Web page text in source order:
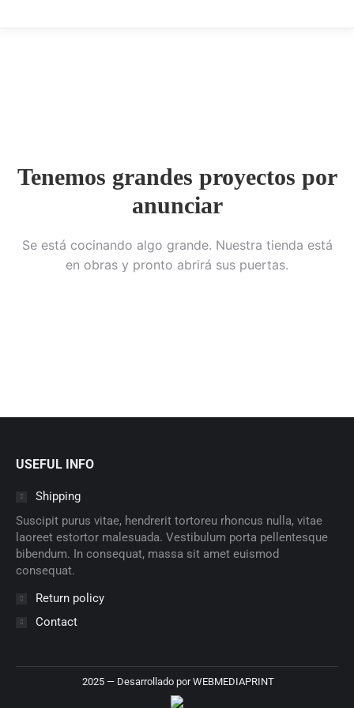
Tenemos grandes proyectos por
anunciar
Se está cocinando algo grande. Nuestra tienda está
en obras y pronto abrirá sus puertas.
USEFUL INFO
Shipping
Suscipit purus vitae, hendrerit tortoreu rhoncus nulla, vitae
laoreet estortor malesuada. Vestibulum porta pellentesque
bibendum. In consequat, massa sit amet euismod
consequat.
Return policy
Contact
2025 — Desarrollado porWEBMEDIAPRINT